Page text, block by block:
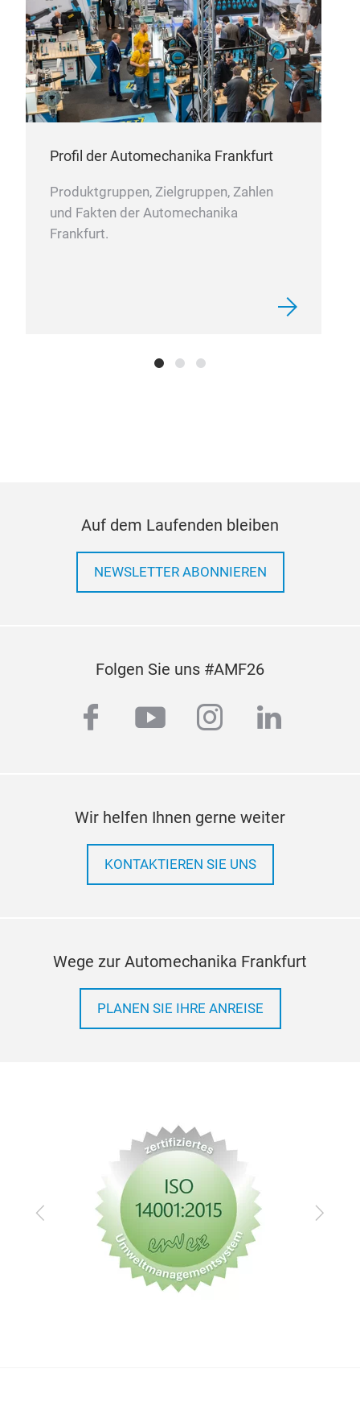
Profil der Automechanika Frankfurt
Produktgruppen, Zielgruppen, Zahlen
und Fakten der Automechanika
Frankfurt.
Auf dem Laufenden bleiben
NEWSLETTER ABONNIEREN
Folgen Sie uns #AMF26
facebook
youtubeinstagram
linkedin
Wir helfen Ihnen gerne weiter
KONTAKTIEREN SIE UNS
Wege zur Automechanika Frankfurt
PLANEN SIE IHRE ANREISE
Zurück Vor